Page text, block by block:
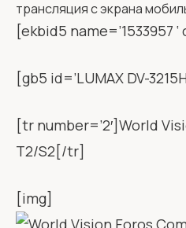
трансляция с экрана
[ekbid5 name=’1533957
[gb5 id=’LUMAX DV-
[tr number=’2′]World
T2/S2[/tr]
[img]